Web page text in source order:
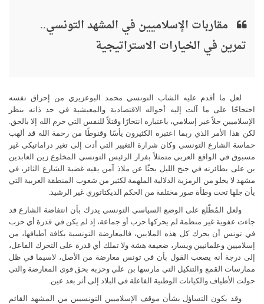
مقاربات الإسلاميين في المشهد التونسي..
تمرين في الخيارات الاستراتيجية
لعل ما أقدم عليه الشاب التونسي محمد البوعزيزي من إحراق نفسه
احتجاجًا على ما آلت إليه أحواله الاقتصادية والمعيشية في حد ذاته بنظر
الإسلاميين حلاً غير إسلامي، باعتباره انتحارًا وقتلاً للنفس التي حرم الله إلا بالحق.
لكن هذا الأمر الذي ربما اعتبره الكثيرون يأسًا وقنوطًا من رحمة الله قد ألهب
حماسة الشارع التونسي وكان شرارة التغيير التي أدت إلى تغير دراماتيكي غير
مسبوق في الواقع العربي متمثلاً بفرار الرئيس التونسي المخلوع زين العابدين
بن على بطائرته في جنح الليل بحثًا عن ملاذ آمن يقيه غضبة الشارع الثائر، في
مشهد لا يخلو من الرمزية الدلالية الملهمة لكثير من شعوب المنطقة العربية التي
يأن جلها تحت وطأة صور مختلفة من الحكم الديكتاتوري غير الرشيد.
ولعل المُطّلع على الوضع السياسي التونسي يدرك بأن انتفاضة الشارع قد
جاءت عفوية غير منظمة لم يحركها حزب أو جماعة، إذ لم يكن في قدرة أي حزب
في تونس أن يحرك كل هذه الملايين، فالمعارضة التونسية بكافة أطيافها، من
إسلاميين وعلمانيين ويسار، ضعيفة هشة ولا تملك أي قدرة على التحرك الفاعل،
إلى درجة أنه يصعب القول بأن في تونس معارضة من الأصل، لاسيما في ظل
ممارسات القمع والتنكيل التي مارسها بن علي وحزبه بحق قوى المعارضة والتي
حولت الأطياف والكيانات الوطنية الفاعلة في البلاد إلى أثر بعد عين.
وقد يكون التساؤل بشأن موقف الإسلاميين التونسيين من المشهد القائم